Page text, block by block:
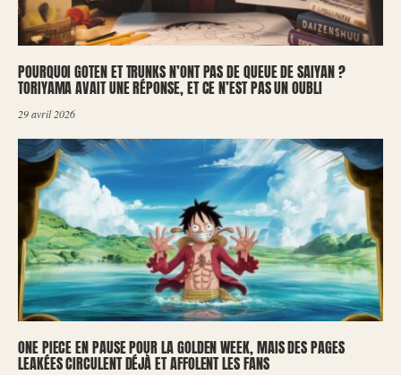
POURQUOI GOTEN ET TRUNKS N’ONT PAS DE QUEUE DE SAIYAN ?
TORIYAMA AVAIT UNE RÉPONSE, ET CE N’EST PAS UN OUBLI
29 avril 2026
ONE PIECE EN PAUSE POUR LA GOLDEN WEEK, MAIS DES PAGES
LEAKÉES CIRCULENT DÉJÀ ET AFFOLENT LES FANS